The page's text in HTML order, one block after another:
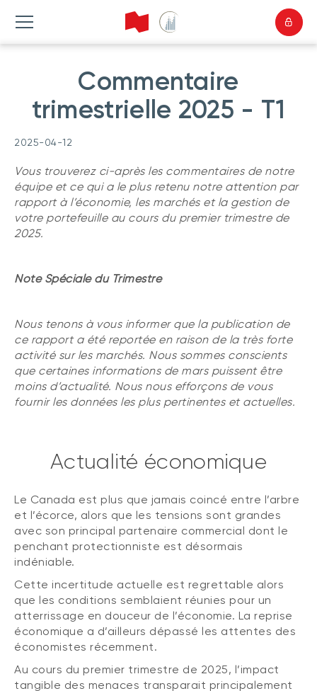
Commentaire
trimestrielle 2025 - T1
2025-04-12
Vous trouverez ci-après les commentaires de notre
équipe et ce qui a le plus retenu notre attention par
rapport à l’économie, les marchés et la gestion de
votre portefeuille au cours du premier trimestre de
2025.
Note Spéciale du Trimestre
Nous tenons à vous informer que la publication de
ce rapport a été reportée en raison de la très forte
activité sur les marchés. Nous sommes conscients
que certaines informations de mars puissent être
moins d’actualité. Nous nous efforçons de vous
fournir les données les plus pertinentes et actuelles.
Actualité économique
Le Canada est plus que jamais coincé entre l’arbre
et l’écorce, alors que les tensions sont grandes
avec son principal partenaire commercial dont le
penchant protectionniste est désormais
indéniable.
Cette incertitude actuelle est regrettable alors
que les conditions semblaient réunies pour un
atterrissage en douceur de l’économie. La reprise
économique a d’ailleurs dépassé les attentes des
économistes récemment.
Au cours du premier trimestre de 2025, l’impact
tangible des menaces transparait principalement